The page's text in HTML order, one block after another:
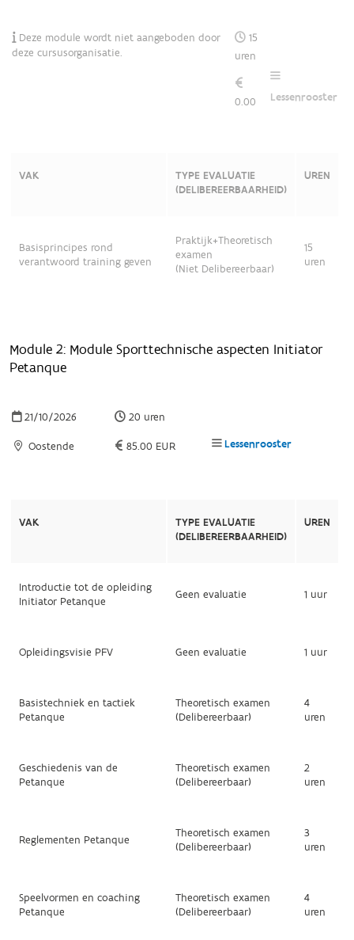
Deze module wordt niet aangeboden door
deze cursusorganisatie.
15
uren
0.00 Lessenrooster
VAK
TYPE EVALUATIE
(DELIBEREERBAARHEID)
UREN
Basisprincipes rond
verantwoord training geven
Praktijk+Theoretisch
examen
(Niet Delibereerbaar)
15
uren
Module 2: Module Sporttechnische aspecten Initiator
Petanque
21/10/2026 20 uren
Oostende 85.00 EUR Lessenrooster
VAK
TYPE EVALUATIE
(DELIBEREERBAARHEID)
UREN
Introductie tot de opleiding
Initiator Petanque
Geen evaluatie 1 uur
Opleidingsvisie PFV Geen evaluatie 1 uur
Basistechniek en tactiek
Petanque
Theoretisch examen
(Delibereerbaar)
4
uren
Geschiedenis van de
Petanque
Theoretisch examen
(Delibereerbaar)
2
uren
Reglementen Petanque
Theoretisch examen
(Delibereerbaar)
3
uren
Speelvormen en coaching
Petanque
Theoretisch examen
(Delibereerbaar)
4
uren